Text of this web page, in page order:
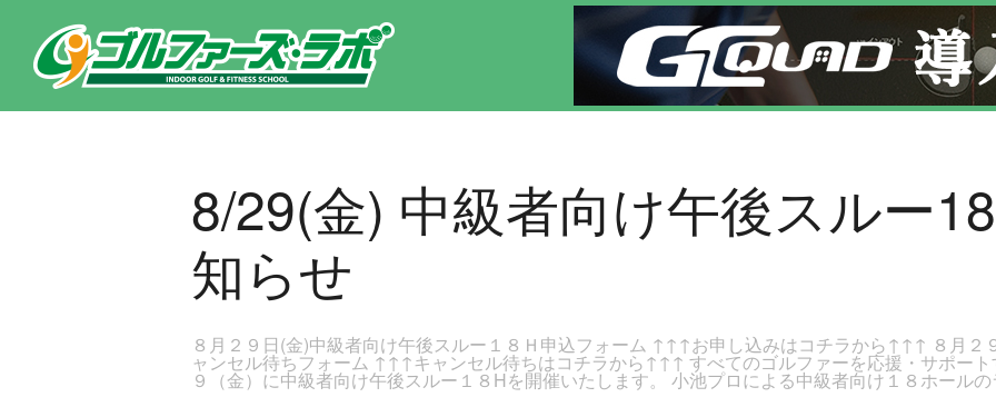
東京都新宿区・文京区ゴルフレッスンのゴルファーズ・ラボ » 8/29(金) 中級者向け午後スルー18Ｈ開催のお知らせのページです。新宿区、若松河田で気軽にゴルフレッスン！
8/29(金) 中級者向け午後スルー
知らせ
８月２９日(金)中級者向け午後スルー１８Ｈ申込フォーム ↑↑↑お申し込みはコチラから↑↑↑ ８月２
ャンセル待ちフォーム ↑↑↑キャンセル待ちはコチラから↑↑↑ すべてのゴルファーを応援・サポート
９（金）に中級者向け午後スルー１８Hを開催いたします。 小池プロによる中級者向け１８ホール